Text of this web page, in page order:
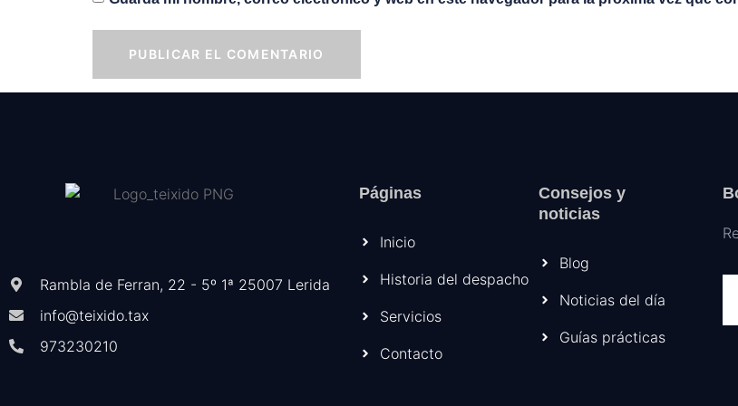
Rambla de Ferran, 22 - 5º 1ª 25007 Lerida
info@teixido.tax
973230210
Páginas
Inicio
Historia del despacho
Servicios
Contacto
Consejos y
noticias
Blog
Noticias del día
Guías prácticas